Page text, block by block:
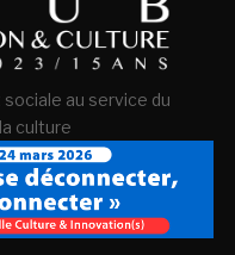
au service du
culture